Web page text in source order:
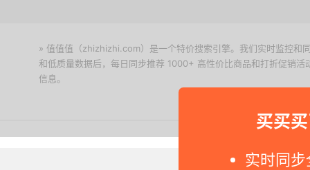
买买
实时同
» 值值值（zhizhizhi.com）是一个特价搜索引擎。我们实时监控和
和低质量数据后，每日同步推荐 1000+ 高性价比商品和打折促销
信息。